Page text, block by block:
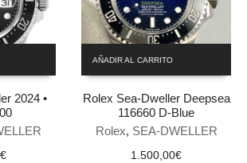
2024 •
€
AÑADIR AL CARRITO
Rolex Sea-Dweller Deepsea
116660 D-Blue
Rolex, SEA-DWELLER
1.500,00€